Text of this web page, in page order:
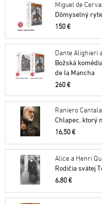
Miguel de
Dômyselný
150 €
Dante Alighieri
Božská
de la Mancha
260 €
Raniero
Chlapec, ktorý
16,50 €
Alice a Henri
Rodičia svätej
6,80 €